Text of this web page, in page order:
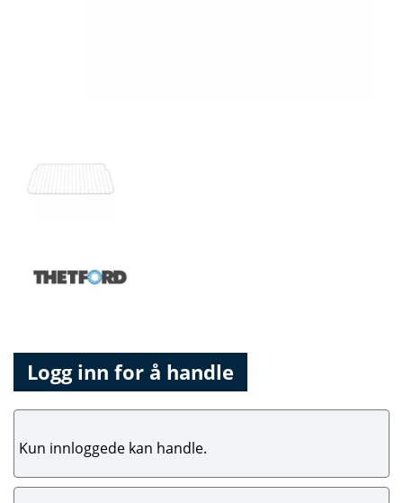
Logg inn for å handle
Kun innloggede kan handle.